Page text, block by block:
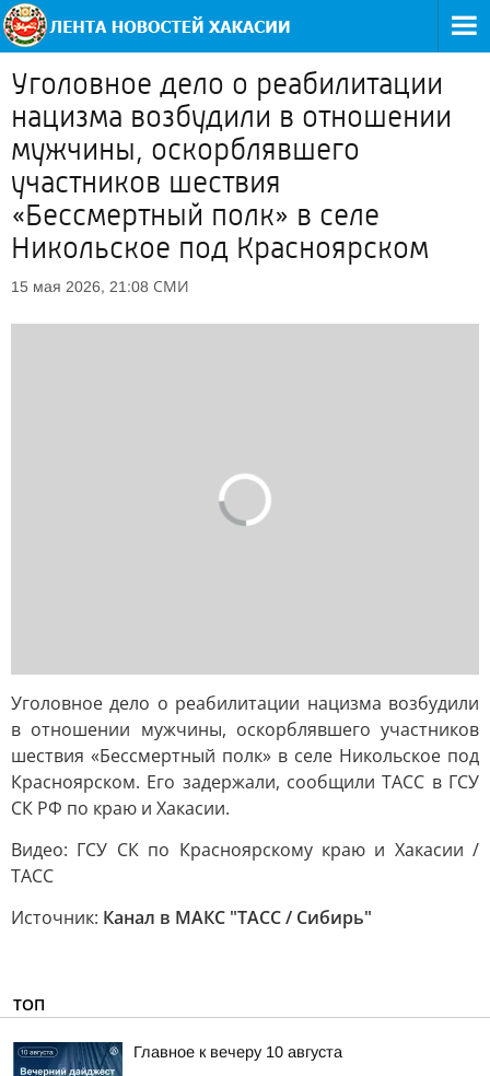
Уголовное дело о реабилитации
нацизма возбудили в отношении
мужчины, оскорблявшего
участников шествия
«Бессмертный полк» в селе
Никольское под Красноярском
15 мая 2026, 21:08 СМИ
Уголовное дело о реабилитации нацизма возбудили
в отношении мужчины, оскорблявшего участников
шествия «Бессмертный полк» в селе Никольское под
Красноярском. Его задержали, сообщили ТАСС в ГСУ
СК РФ по краю и Хакасии.
Видео: ГСУ СК по Красноярскому краю и Хакасии /
ТАСС
Источник: Канал в МАКС "ТАСС / Сибирь"
ТОП
Главное к вечеру 10 августа